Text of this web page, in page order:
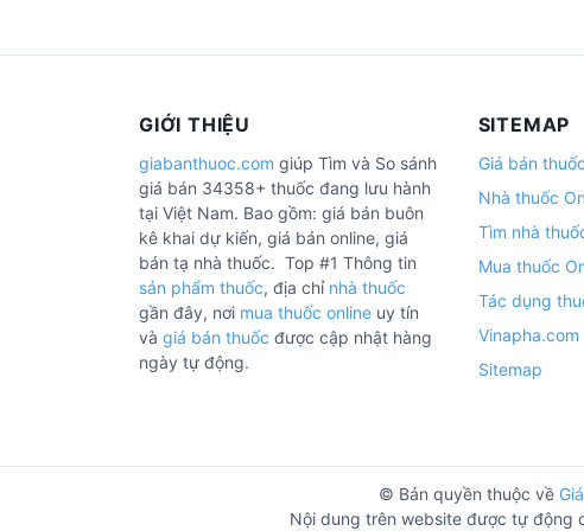
GIỚI THIỆU
giabanthuoc.com giúp Tìm và So sánh
giá bán 34358+ thuốc đang lưu hành
tại Việt Nam. Bao gồm: giá bán buôn
kê khai dự kiến, giá bán online, giá
bán tạ nhà thuốc. Top #1 Thông tin
sản phẩm thuốc, địa chỉ nhà thuốc
gần đây, nơi mua thuốc online uy tín
và giá bán thuốc được cập nhật hàng
ngày tự động.
SITEMAP
Giá bán thuốc
Nhà thuốc
Tìm nhà
Mua thuốc
Tác dụng
Vinapha.com
Sitemap
© Bản quyền thuộc về
Nội dung trên website được tự động